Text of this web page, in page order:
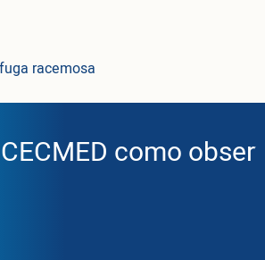
racemosa
como